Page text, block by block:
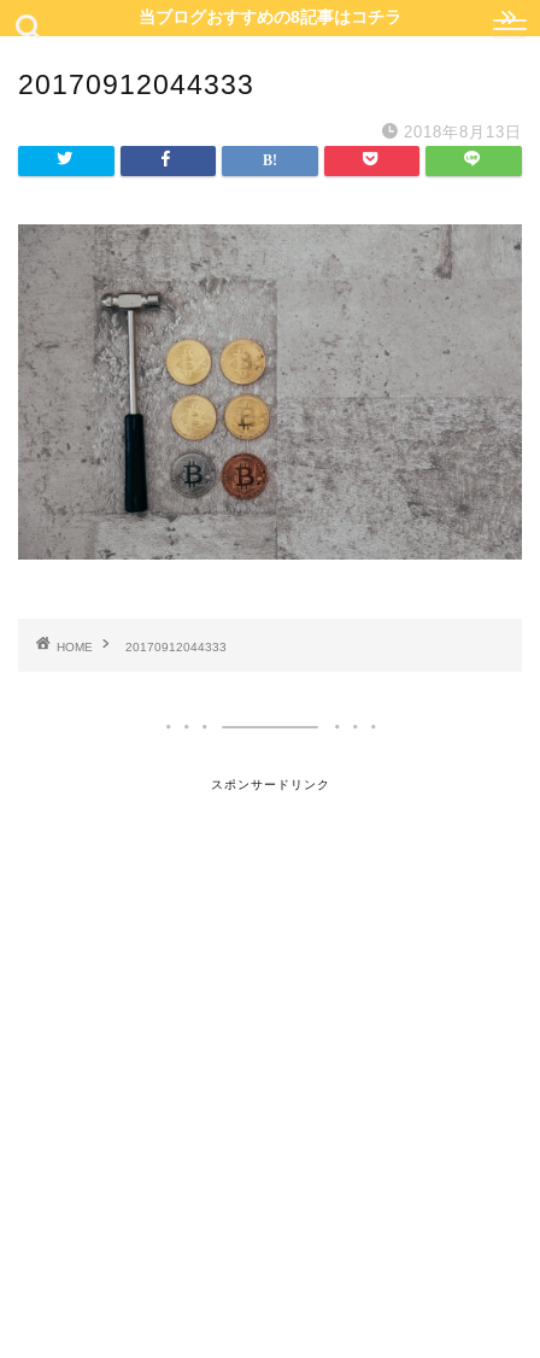
当ブログおすすめの8記事はコチラ
20170912044333
2018年8月13日
HOME 20170912044333
スポンサードリンク